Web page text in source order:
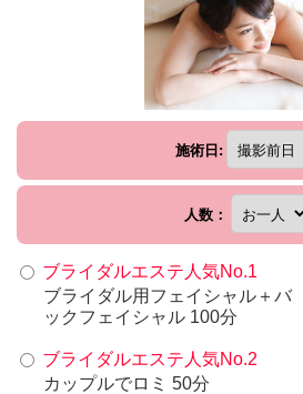
施術日:
人数：
ブライダルエステ人気No.1
ブライダル用フェイシャル＋バ
ックフェイシャル 100分
ブライダルエステ人気No.2
カップルでロミ 50分